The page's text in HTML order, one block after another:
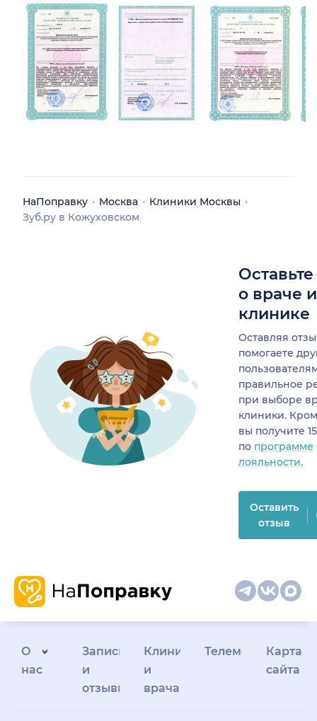
НаПоправку Москва
Клиники Москвы
Зуб.ру в Кожуховском
о враче
клинике
Оставляя
помогаете
правильное
при выборе
клиники.
вы получите
по программе
лояльности.
Оставить
отзыв
О
нас
Запись
и
отзывы
Клиникам
и
врачам
Телемедицина
Карта
сайта